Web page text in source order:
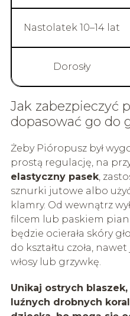
Nastolatek 10–14 lat
Dorosły
Jak zabezpieczyć
dopasować go do
Żeby Pióropusz był
prostą regulację, na
elastyczny pasek,
sznurki jutowe albo
klamry. Od wewnątrz
filcem lub paskiem
będzie ocierała skóry
do kształtu czoła,
włosy lub grzywkę.
Unikaj ostrych
luźnych drobnych